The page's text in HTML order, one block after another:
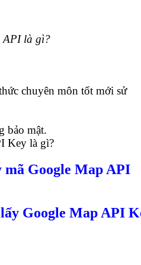
API là gì?
chuyên môn tốt mới sử
bảo mật.
Key là gì?
mã Google Map API